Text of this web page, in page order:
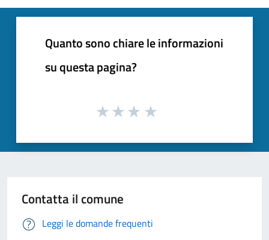
Quanto sono chiare le informazioni
su questa pagina?
Contatta il comune
Leggi le domande frequenti